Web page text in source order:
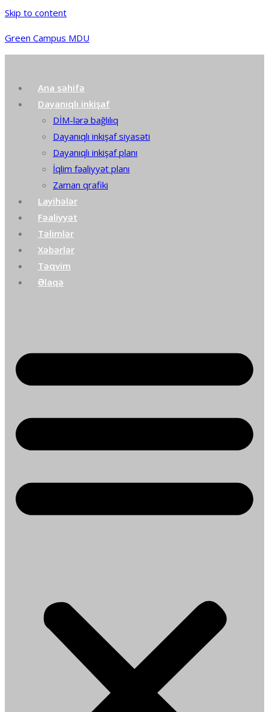
Skip to content
Green Campus MDU
Ana səhifə
Dayanıqlı inkişaf
DİM-lərə bağlılıq
Dayanıqlı inkişaf siyasəti
Dayanıqlı inkişaf planı
İqlim fəaliyyət planı
Zaman qrafiki
Layihələr
Fəaliyyət
Təlimlər
Xəbərlər
Təqvim
Əlaqə